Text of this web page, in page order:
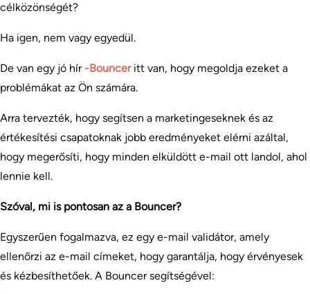
célközönségét?
Ha igen, nem vagy egyedül.
De van egy jó hír -Bounceritt van, hogy megoldja ezeket a
problémákat az Ön számára.
Arra tervezték, hogy segítsen a marketingeseknek és az
értékesítési csapatoknak jobb eredményeket elérni azáltal,
hogy megerősíti, hogy minden elküldött e-mail ott landol, ahol
lennie kell.
Szóval, mi is pontosan az a Bouncer?
Egyszerűen fogalmazva, ez egy e-mail validátor, amely
ellenőrzi az e-mail címeket, hogy garantálja, hogy érvényesek
és kézbesíthetőek. A Bouncer segítségével: